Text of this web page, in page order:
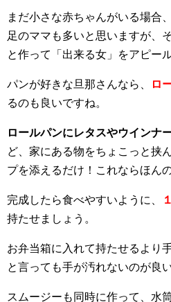
まだ小さな赤ちゃんがいる場合
足のママも多いと思いますが、
と作って「出来る女」をアピー
パンが好きな旦那さんなら、 ロ
るのも良いですね。
ロールパンにレタスやウインナ
ど、家にある物をちょこっと挟
プを添えるだけ！これならほん
完成したら食べやすいように、
持たせましょう。
お弁当箱に入れて持たせるより
と言っても手が汚れないのが良
スムージーも同時に作って、水